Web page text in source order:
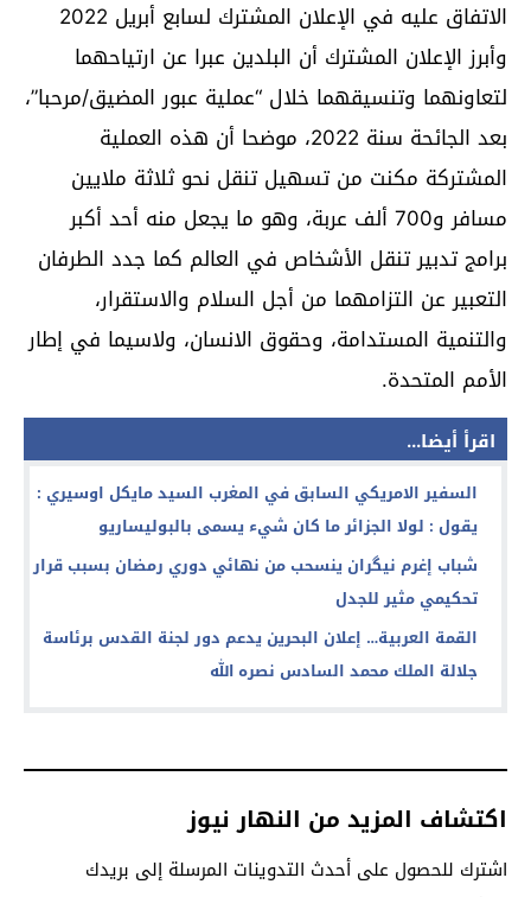
الاتفاق عليه في الإعلان المشترك لسابع أبريل 2022
وأبرز الإعلان المشترك أن البلدين عبرا عن ارتياحهما
لتعاونهما وتنسيقهما خلال “عملية عبور المضيق/مرحبا”،
بعد الجائحة سنة 2022، موضحا أن هذه العملية
المشتركة مكنت من تسهيل تنقل نحو ثلاثة ملايين
مسافر و700 ألف عربة، وهو ما يجعل منه أحد أكبر
برامج تدبير تنقل الأشخاص في العالم كما جدد الطرفان
التعبير عن التزامهما من أجل السلام والاستقرار،
والتنمية المستدامة، وحقوق الانسان، ولاسيما في إطار
الأمم المتحدة.
اقرأ أيضا...
السفير الامريكي السابق في المغرب السيد مايكل اوسيري :
يقول : لولا الجزائر ما كان شيء يسمى بالبوليساريو
شباب إغرم نيگران ينسحب من نهائي دوري رمضان بسبب قرار
تحكيمي مثير للجدل
القمة العربية… إعلان البحرين يدعم دور لجنة القدس برئاسة
جلالة الملك محمد السادس نصره الله
اكتشاف المزيد من النهار نيوز
اشترك للحصول على أحدث التدوينات المرسلة إلى بريدك